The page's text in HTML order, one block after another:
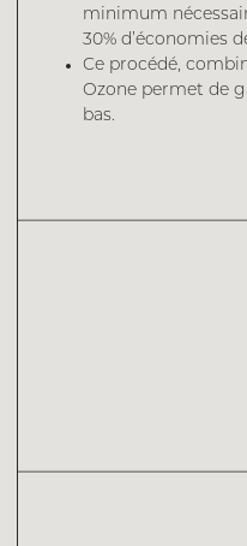
minimum
30% d’économies
Ce procédé,
Ozone permet de
bas.